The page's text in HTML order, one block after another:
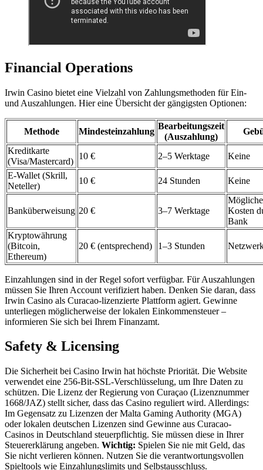
Financial Operations
Irwin Casino bietet eine Vielzahl von Zahlungsmethoden für Ein-
und Auszahlungen. Hier eine Übersicht der gängigsten Optionen:
Methode Mindesteinzahlung
Bearbeitungszeit
(Auszahlung)
Kreditkarte
(Visa/Mastercard)
10 € 2–5 Werktage
Keine
E-Wallet (Skrill,
Neteller)
10 € 24 Stunden Keine
Banküberweisung 20 € 3–7 Werktage
Kosten
Bank
Kryptowährung
(Bitcoin,
Ethereum)
20 € (entsprechend) 1–3 Stunden
Einzahlungen sind in der Regel sofort verfügbar. Für Auszahlungen
müssen Sie Ihren Account verifiziert haben. Denken Sie daran, dass
Irwin Casino als Curacao-lizenzierte Plattform agiert. Gewinne
unterliegen möglicherweise der lokalen Einkommensteuer –
informieren Sie sich bei Ihrem Finanzamt.
Safety & Licensing
Die Sicherheit bei Casino Irwin hat höchste Priorität. Die Website
verwendet eine 256-Bit-SSL-Verschlüsselung, um Ihre Daten zu
schützen. Die Lizenz der Regierung von Curaçao (Lizenznummer
1668/JAZ) stellt sicher, dass das Casino reguliert wird. Allerdings:
Im Gegensatz zu Lizenzen der Malta Gaming Authority (MGA)
oder lokalen deutschen Lizenzen sind Gewinne aus Curacao-
Casinos in Deutschland steuerpflichtig. Sie müssen diese in Ihrer
Steuererklärung angeben. Wichtig: Spielen Sie nie mit Geld, das
Sie nicht verlieren können. Nutzen Sie die verantwortungsvollen
Spieltools wie Einzahlungslimits und Selbstausschluss.